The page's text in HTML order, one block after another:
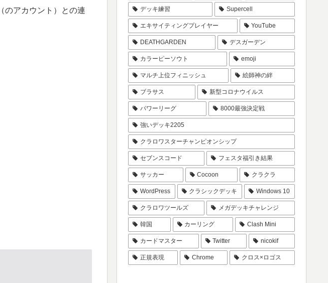
のアカウント）との連
デッキ練習 Supercell
エキサイティングプレイヤー YouTube
DEATHGARDEN デスガーデン
カラーピーソウト emoji
マルチ上位フィニッシュ 絵師神の絆
ブラサス 新型コロナウイルス
パワーリーグ 8000最強決定戦
強いデッキ2205
クラロワスターチャンピオンシップ
セブンスコード フェスタ福引き結果
サッカー Cocoon クラクラ
WordPress クラシックデッキ Windows 10
クラロワツールズ メガデッキチャレンジ
韓国 カーリング Clash Mini
カードマスター Twitter nicokif
正規表現 Chrome クロス×ロゴス